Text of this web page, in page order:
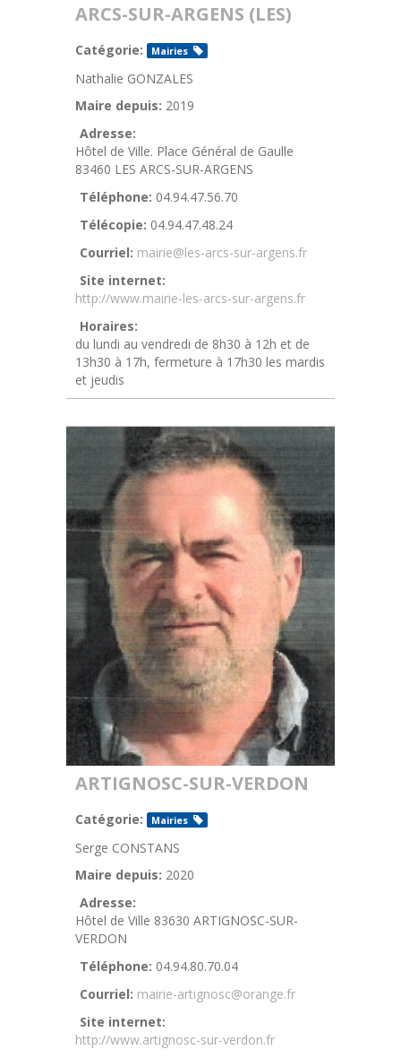
ARCS-SUR-ARGENS (LES)
Catégorie: Mairies
Nathalie GONZALES
Maire depuis: 2019
Adresse:
Hôtel de Ville. Place Général de Gaulle
83460 LES ARCS-SUR-ARGENS
Téléphone: 04.94.47.56.70
Télécopie: 04.94.47.48.24
Courriel: mairie@les-arcs-sur-argens.fr
Site internet:
http://www.mairie-les-arcs-sur-argens.fr
Horaires:
du lundi au vendredi de 8h30 à 12h et de
13h30 à 17h, fermeture à 17h30 les mardis
et jeudis
ARTIGNOSC-SUR-VERDON
Catégorie: Mairies
Serge CONSTANS
Maire depuis: 2020
Adresse:
Hôtel de Ville 83630 ARTIGNOSC-SUR-
VERDON
Téléphone: 04.94.80.70.04
Courriel: mairie-artignosc@orange.fr
Site internet:
http://www.artignosc-sur-verdon.fr